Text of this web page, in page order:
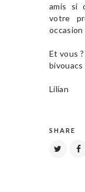
amis si
votre
occasion
Et vous
Lilian
SHARE